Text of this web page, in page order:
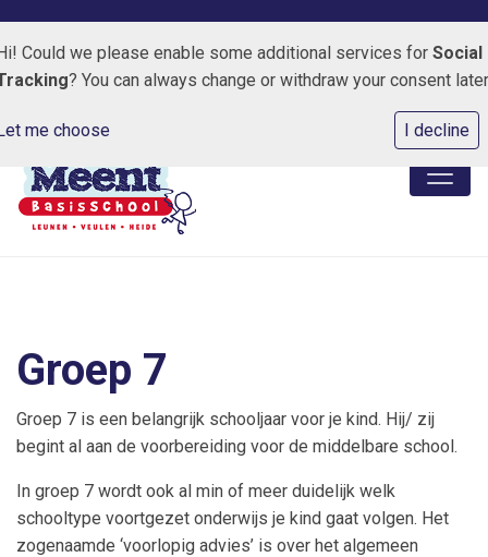
Kapelweg 3 5809 AJ Leunen 0478-550125 E-
Groep 7
Groep 7 is een belangrijk schooljaar voor je kind. Hij/ zij
begint al aan de voorbereiding voor de middelbare school.
In groep 7 wordt ook al min of meer duidelijk welk
schooltype voortgezet onderwijs je kind gaat volgen. Het
zogenaamde ‘voorlopig advies’ is over het algemeen
Could we please enable some additional services for Social
? You can always change or withdraw your consent
me choose I decline